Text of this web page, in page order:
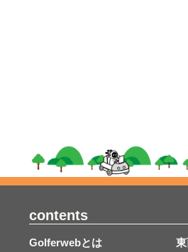
contents
Golferwebとは